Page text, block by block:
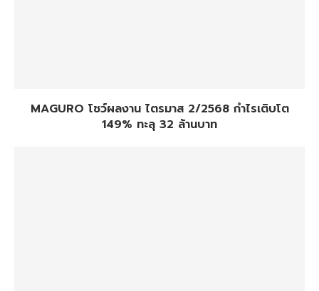
MAGURO โชว์ผลงาน ไตรมาส 2/2568 กำไรเติบโต
149% ทะลุ 32 ล้านบาท